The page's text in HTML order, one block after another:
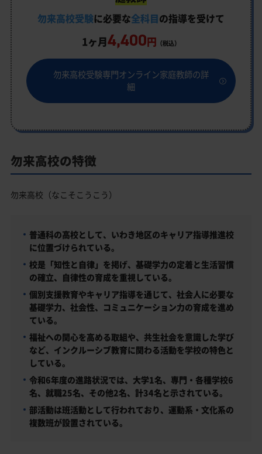
勿来高校受験に必要な全科目の指導を受けて
1ヶ月4,400円 （税込）
勿来高校受験専門オンライン家庭教師の詳
細
勿来高校の特徴
勿来高校（なこそこうこう）
普通科の高校として、いわき地区のキャリア指導推進校
に位置づけられている。
校是「知性と自律」を掲げ、基礎学力の定着と生活習慣
の確立、自律性の育成を重視している。
個別支援教育やキャリア指導を通じて、社会人に必要な
基礎学力、社会性、コミュニケーション力の育成を進め
ている。
福祉への関心を高める取組や、共生社会を意識した学び
など、インクルーシブ教育に関わる活動を学校の特色と
している。
令和6年度の進路状況では、大学1名、専門・各種学校6
名、就職25名、その他2名、計34名と示されている。
部活動は班活動として行われており、運動系・文化系の
複数班が設置されている。